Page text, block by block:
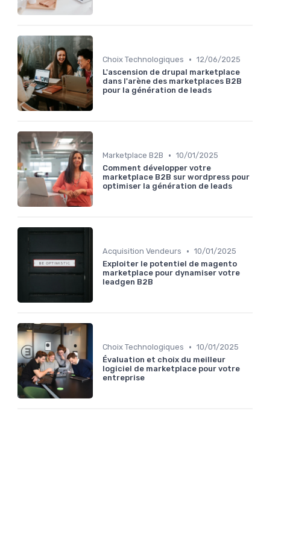
Choix Technologiques • 12/06/2025
L'ascension de drupal marketplace
dans l'arène des marketplaces B2B
pour la génération de leads
Marketplace B2B • 10/01/2025
Comment développer votre
marketplace B2B sur wordpress pour
optimiser la génération de leads
Acquisition Vendeurs • 10/01/2025
Exploiter le potentiel de magento
marketplace pour dynamiser votre
leadgen B2B
Choix Technologiques • 10/01/2025
Évaluation et choix du meilleur
logiciel de marketplace pour votre
entreprise